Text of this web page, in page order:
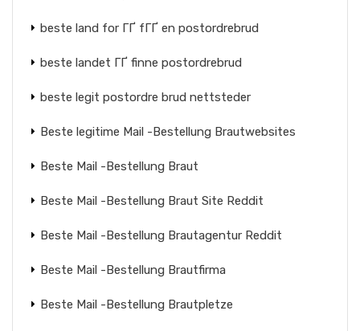
beste land for ГҐ fГҐ en postordrebrud
beste landet ГҐ finne postordrebrud
beste legit postordre brud nettsteder
Beste legitime Mail -Bestellung Brautwebsites
Beste Mail -Bestellung Braut
Beste Mail -Bestellung Braut Site Reddit
Beste Mail -Bestellung Brautagentur Reddit
Beste Mail -Bestellung Brautfirma
Beste Mail -Bestellung Brautpletze